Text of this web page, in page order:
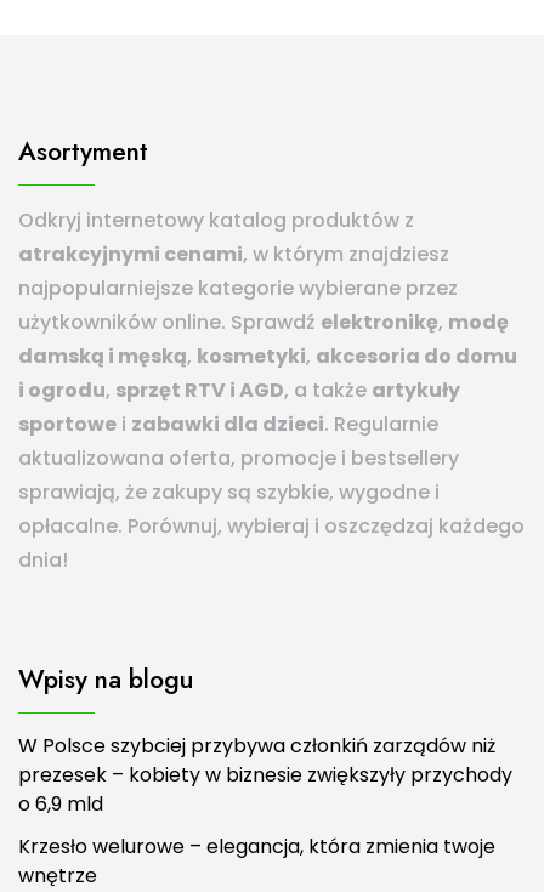
Asortyment
Odkryj internetowy katalog produktów z
atrakcyjnymi cenami, w którym znajdziesz
najpopularniejsze kategorie wybierane przez
użytkowników online. Sprawdź elektronikę, modę
damską i męską, kosmetyki, akcesoria do domu
i ogrodu, sprzęt RTV i AGD, a także artykuły
sportowe i zabawki dla dzieci. Regularnie
aktualizowana oferta, promocje i bestsellery
sprawiają, że zakupy są szybkie, wygodne i
opłacalne. Porównuj, wybieraj i oszczędzaj każdego
dnia!
Wpisy na blogu
W Polsce szybciej przybywa członkiń zarządów niż
prezesek – kobiety w biznesie zwiększyły przychody
o 6,9 mld
Krzesło welurowe – elegancja, która zmienia twoje
wnętrze